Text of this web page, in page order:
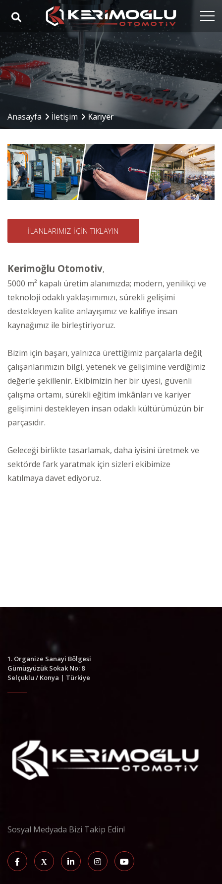
Anasayfa
Kurumsal
Yetkinlikler
Sektörler
Referanslar
Medya
İletişim
Anasayfa İletişim Kariyer
İLANLARIMIZ İÇİN TIKLAYIN
Kerimoğlu Otomotiv,
5000 m² kapalı üretim alanımızda; modern, yenilikçi ve
teknoloji odaklı yaklaşımımızı, sürekli gelişimi
destekleyen kalite anlayışımız ve kalifiye insan
kaynağımız ile birleştiriyoruz.
Bizim için başarı, yalnızca ürettiğimiz parçalarla değil;
çalışanlarımızın bilgi, yetenek ve gelişimine verdiğimiz
değerle şekillenir. Ekibimizin her bir üyesi, güvenli
çalışma ortamı, sürekli eğitim imkânları ve kariyer
gelişimini destekleyen insan odaklı kültürümüzün bir
parçasıdır.
Geleceği birlikte tasarlamak, daha iyisini üretmek ve
sektörde fark yaratmak için sizleri ekibimize
katılmaya davet ediyoruz.
1. Organize Sanayi Bölgesi
Gümüşyüzük Sokak No: 8
Selçuklu / Konya | Türkiye
Sosyal Medyada Bizi Takip Edin!